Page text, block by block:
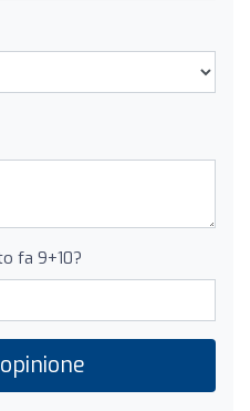
fa 9+10?